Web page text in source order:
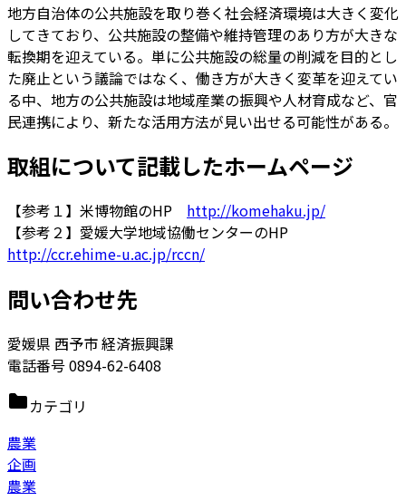
地方自治体の公共施設を取り巻く社会経済環境は大きく変化
してきており、公共施設の整備や維持管理のあり方が大きな
転換期を迎えている。単に公共施設の総量の削減を目的とし
た廃止という議論ではなく、働き方が大きく変革を迎えてい
る中、地方の公共施設は地域産業の振興や人材育成など、官
民連携により、新たな活用方法が見い出せる可能性がある。
取組について記載したホームページ
【参考１】米博物館のHP http://komehaku.jp/
【参考２】愛媛大学地域協働センターのHP
http://ccr.ehime-u.ac.jp/rccn/
問い合わせ先
愛媛県 西予市 経済振興課
電話番号 0894-62-6408
カテゴリ
農業
企画
農業